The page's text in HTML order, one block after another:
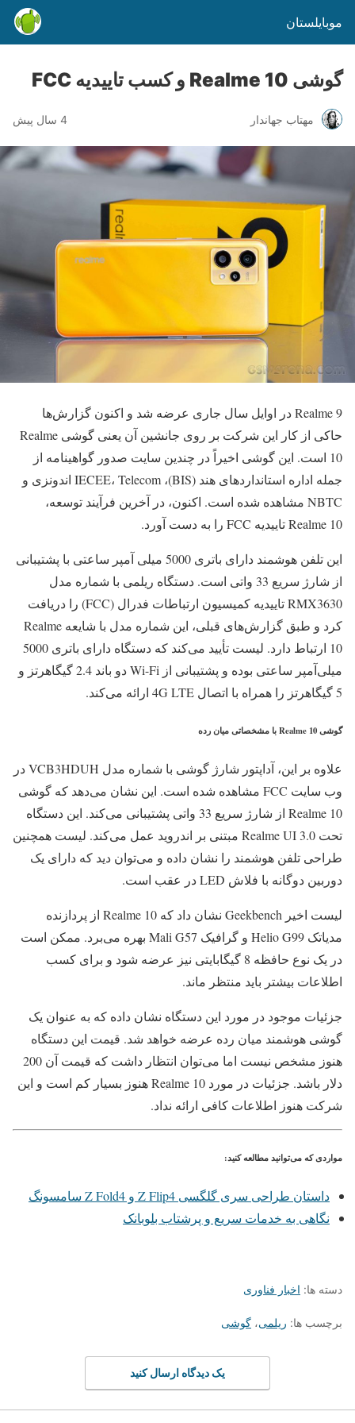
موبایلستان
گوشی Realme 10 و کسب تاییدیه FCC
مهتاب جهاندار 4 سال پیش
Realme 9 در اوایل سال جاری عرضه شد و اکنون گزارش‌ها
حاکی از کار این شرکت بر روی جانشین آن یعنی گوشی Realme
10 است. این گوشی اخیراً در چندین سایت صدور گواهینامه از
جمله اداره استانداردهای هند (BIS)، IECEE، Telecom اندونزی و
NBTC مشاهده شده است. اکنون، در آخرین فرآیند توسعه،
Realme 10 تاییدیه FCC را به دست آورد.
این تلفن هوشمند دارای باتری 5000 میلی آمپر ساعتی با پشتیبانی
از شارژ سریع 33 واتی است. دستگاه ریلمی با شماره مدل
RMX3630 تاییدیه کمیسیون ارتباطات فدرال (FCC) را دریافت
کرد و طبق گزارش‌های قبلی، این شماره مدل با شایعه Realme
10 ارتباط دارد. لیست تأیید می‌کند که دستگاه دارای باتری 5000
میلی‌آمپر ساعتی بوده و پشتیبانی از Wi-Fi دو باند 2.4 گیگاهرتز و
5 گیگاهرتز را همراه با اتصال 4G LTE ارائه می‌کند.
گوشی Realme 10 با مشخصاتی میان رده
علاوه بر این، آداپتور شارژ گوشی با شماره مدل VCB3HDUH در
وب سایت FCC مشاهده شده است. این نشان می‌دهد که گوشی
Realme 10 از شارژ سریع 33 واتی پشتیبانی می‌کند. این دستگاه
تحت Realme UI 3.0 مبتنی بر اندروید عمل می‌کند. لیست همچنین
طراحی تلفن هوشمند را نشان داده و می‌توان دید که دارای یک
دوربین دوگانه با فلاش LED در عقب است.
لیست اخیر Geekbench نشان داد که Realme 10 از پردازنده
مدیاتک Helio G99 و گرافیک Mali G57 بهره می‌برد. ممکن است
در یک نوع حافظه 8 گیگابایتی نیز عرضه شود و برای کسب
اطلاعات بیشتر باید منتظر ماند.
جزئیات موجود در مورد این دستگاه نشان داده که به عنوان یک
گوشی هوشمند میان رده عرضه خواهد شد. قیمت این دستگاه
هنوز مشخص نیست اما می‌توان انتظار داشت که قیمت آن 200
دلار باشد. جزئیات در مورد Realme 10 هنوز بسیار کم است و این
شرکت هنوز اطلاعات کافی ارائه نداد.
مواردی که می‌توانید مطالعه کنید:
داستان طراحی سری گلگسی Z Flip4 و Z Fold4 سامسونگ
نگاهی به خدمات سریع و پرشتاب بلوبانک
دسته ها: اخبار فناوری
برچسب ها: ریلمی، گوشی
یک دیدگاه ارسال کنید